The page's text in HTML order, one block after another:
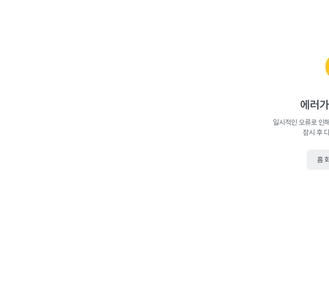
에러
일시적인 오류로 인
잠시 후
홈